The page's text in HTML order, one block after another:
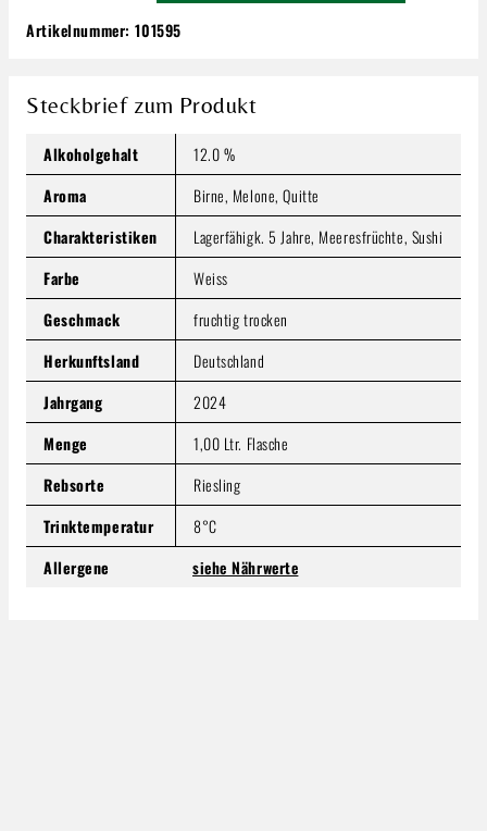
Weil Riesling | Trocken 1,00 l
Inhalt:1 Liter
Produkt Anzahl: Gib den gewünschten Wert ein oder
In den Warenkorb
Artikelnummer:101595
Steckbrief zum Produkt
Alkoholgehalt
12.0 %
Aroma
Birne, Melone, Quitte
Charakteristiken
Lagerfähigk. 5 Jahre, Meeresfrüchte, Sushi
Farbe
Weiss
Geschmack
fruchtig trocken
Herkunftsland
Deutschland
Jahrgang
2024
Menge
1,00 Ltr. Flasche
Rebsorte
Riesling
Trinktemperatur
8°C
Allergene
siehe Nährwerte